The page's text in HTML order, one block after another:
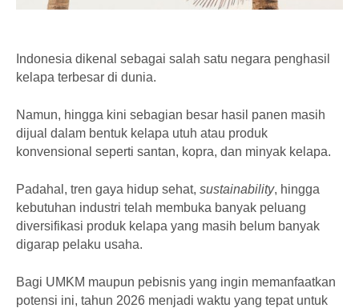
Indonesia dikenal sebagai salah satu negara penghasil
kelapa terbesar di dunia.
Namun, hingga kini sebagian besar hasil panen masih
dijual dalam bentuk kelapa utuh atau produk
konvensional seperti santan, kopra, dan minyak kelapa.
Padahal, tren gaya hidup sehat, sustainability, hingga
kebutuhan industri telah membuka banyak peluang
diversifikasi produk kelapa yang masih belum banyak
digarap pelaku usaha.
Bagi UMKM maupun pebisnis yang ingin memanfaatkan
potensi ini, tahun 2026 menjadi waktu yang tepat untuk